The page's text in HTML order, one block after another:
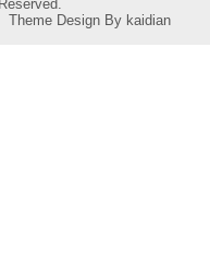
Theme Design By kaidian